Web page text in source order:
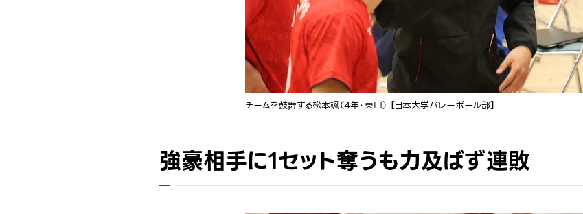
チームを鼓舞する松本颯（4年・東山） 【日本大学バレーボール部】
強豪相手に1セット奪うも力及ばず連敗